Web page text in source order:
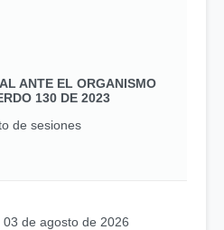
ANTE EL ORGANISMO
130 DE 2023
de sesiones
03 de agosto de 2026